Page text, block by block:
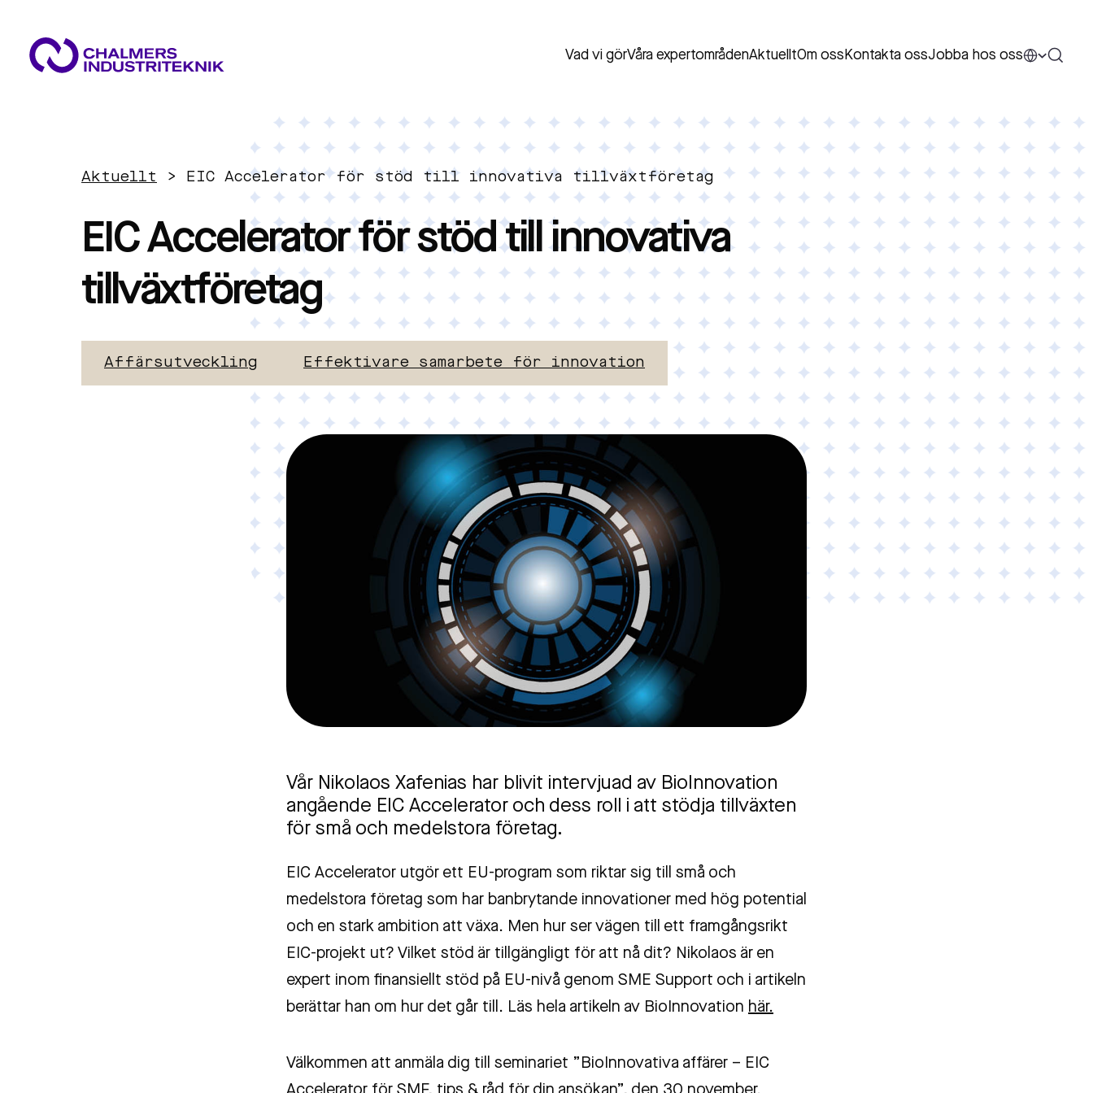
Vad vi görVåra expertområdenAktuelltOm oss Kontakta ossJobba hos oss
OM OSS
JOBBA HOS OSS
Aktuellt > EIC Accelerator för stöd till innovativa tillväxtföretag
EIC Accelerator för stöd till innovativa
tillväxtföretag
Affärsutveckling Effektivare samarbete för innovation
Vår Nikolaos Xafenias har blivit intervjuad av BioInnovation
angående EIC Accelerator och dess roll i att stödja tillväxten
för små och medelstora företag.
EIC Accelerator utgör ett EU-program som riktar sig till små och
medelstora företag som har banbrytande innovationer med hög potential
och en stark ambition att växa. Men hur ser vägen till ett framgångsrikt
EIC-projekt ut? Vilket stöd är tillgängligt för att nå dit? Nikolaos är en
expert inom finansiellt stöd på EU-nivå genom SME Support och i artikeln
berättar han om hur det går till. Läs hela artikeln av BioInnovation här.
Välkommen att anmäla dig till seminariet ”BioInnovativa affärer – EIC